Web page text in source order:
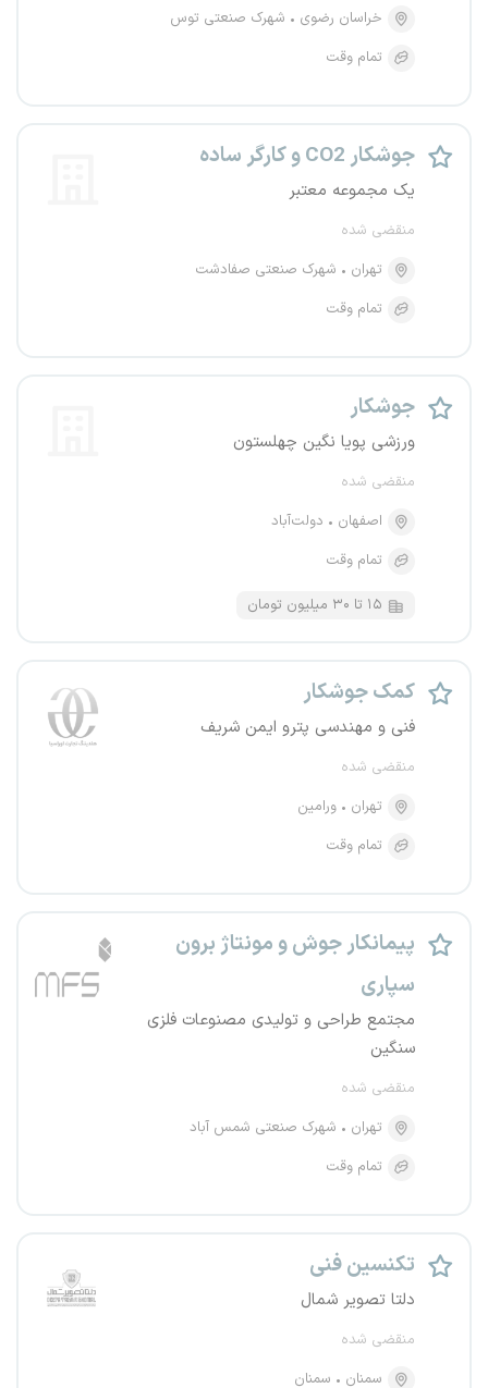
خراسان رضوی
شهرک صنعتی توس
تمام وقت
جوشکار CO2 و کارگر ساده
یک مجموعه معتبر
منقضی شده
تهران
شهرک صنعتی صفادشت
تمام وقت
جوشکار
ورزشی پویا نگین چهلستون
منقضی شده
اصفهان
دولت‌آباد
تمام وقت
۱۵ تا ۳۰ میلیون تومان
کمک جوشکار
فنی و مهندسی پترو ایمن شریف
منقضی شده
تهران
ورامین
تمام وقت
پیمانکار جوش و مونتاژ برون
سپاری
مجتمع طراحی و تولیدی مصنوعات فلزی
سنگین
منقضی شده
تهران
شهرک صنعتی شمس آباد
تمام وقت
تکنسین فنی
دلتا تصویر شمال
منقضی شده
سمنان
سمنان